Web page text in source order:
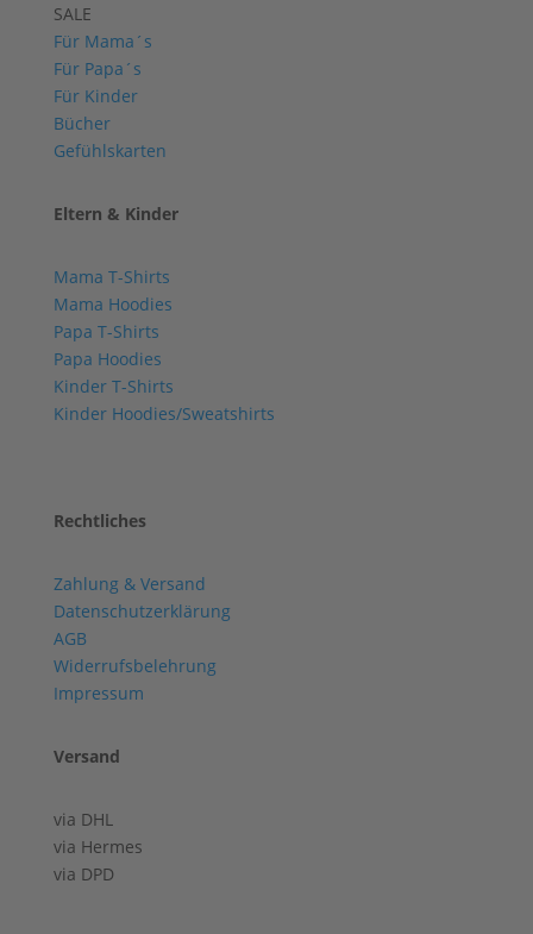
SALE
Für Mama´s
Für Papa´s
Für Kinder
Bücher
Gefühlskarten
Eltern & Kinder
Mama T-Shirts
Mama Hoodies
Papa T-Shirts
Papa Hoodies
Kinder T-Shirts
Kinder Hoodies/Sweatshirts
Rechtliches
Zahlung & Versand
Datenschutzerklärung
AGB
Widerrufsbelehrung
Impressum
Versand
via DHL
via Hermes
via DPD